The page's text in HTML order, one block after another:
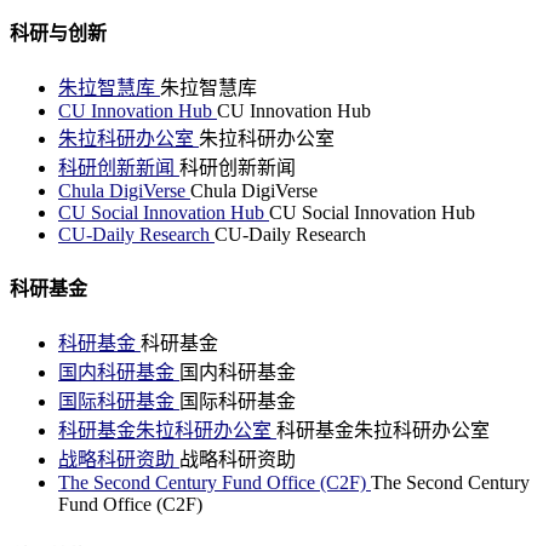
科研与创新
朱拉智慧库 朱拉智慧库
CU Innovation Hub CU Innovation Hub
朱拉科研办公室 朱拉科研办公室
科研创新新闻 科研创新新闻
Chula DigiVerse Chula DigiVerse
CU Social Innovation Hub CU Social Innovation Hub
CU-Daily Research CU-Daily Research
科研基金
科研基金 科研基金
国内科研基金 国内科研基金
国际科研基金 国际科研基金
科研基金朱拉科研办公室 科研基金朱拉科研办公室
战略科研资助 战略科研资助
The Second Century Fund Office (C2F) The Second Century
Fund Office (C2F)